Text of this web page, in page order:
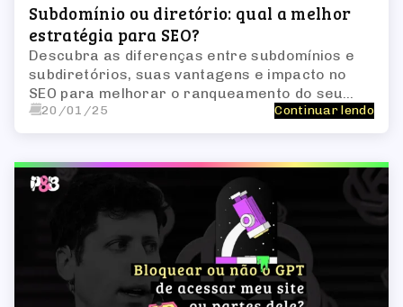
Subdomínio ou diretório: qual a melhor
estratégia para SEO?
Descubra as diferenças entre subdomínios e
subdiretórios, suas vantagens e impacto no
SEO para melhorar o ranqueamento do seu
site!
20/01/25 Continuar lendo